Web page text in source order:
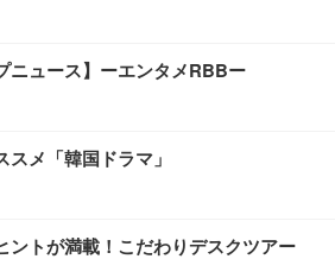
ニュース】ーエンタメRBBー
メ「韓国ドラマ」
ントが満載！こだわりデスクツアー